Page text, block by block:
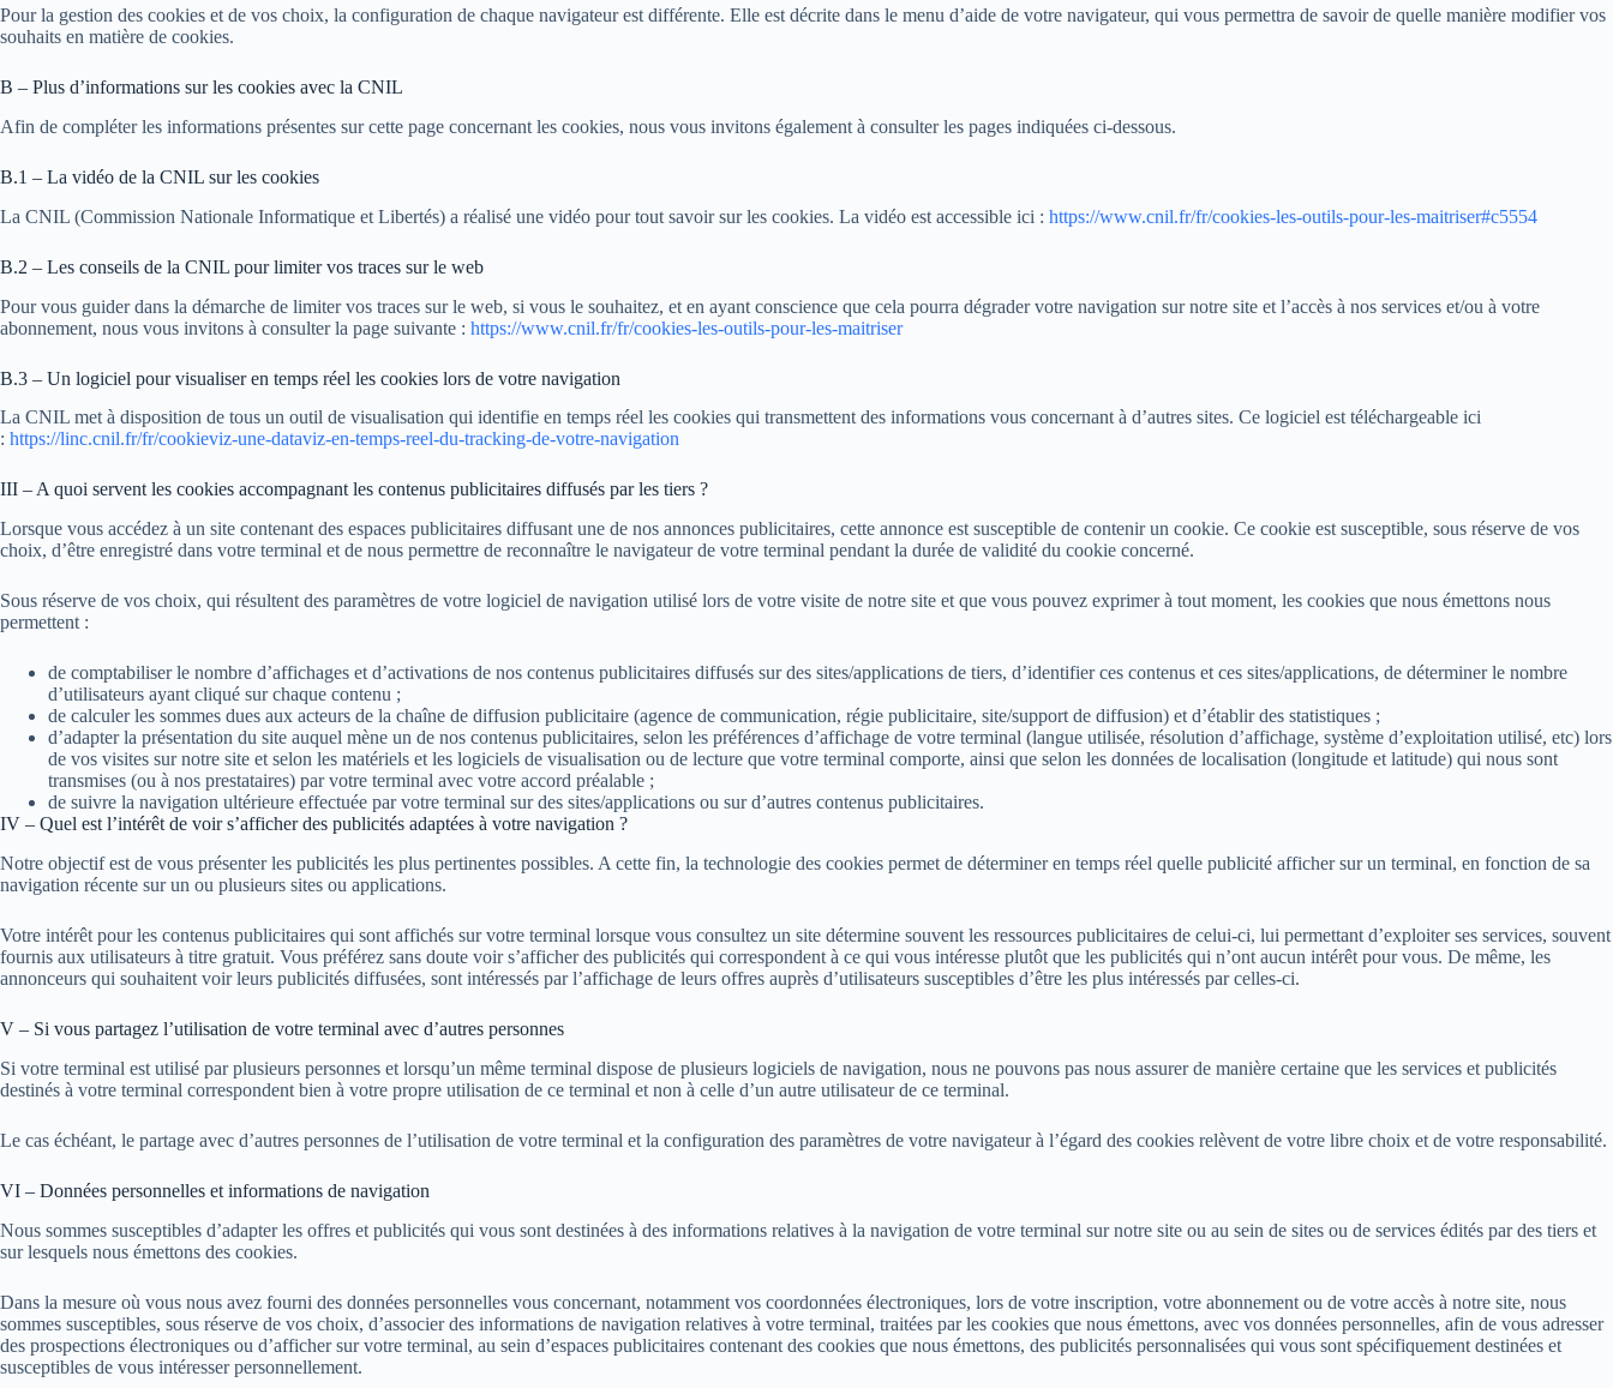
Pour la gestion des cookies et de vos choix, la configuration de chaque navigateur est différente. Elle est décrite dans le menu d’aide de votre navigateur, qui vous permettra de savoir de quelle manière modifier vos
souhaits en matière de cookies.
B – Plus d’informations sur les cookies avec la CNIL
Afin de compléter les informations présentes sur cette page concernant les cookies, nous vous invitons également à consulter les pages indiquées ci-dessous.
B.1 – La vidéo de la CNIL sur les cookies
La CNIL (Commission Nationale Informatique et Libertés) a réalisé une vidéo pour tout savoir sur les cookies. La vidéo est accessible ici : https://www.cnil.fr/fr/cookies-les-outils-pour-les-maitriser#c5554
B.2 – Les conseils de la CNIL pour limiter vos traces sur le web
Pour vous guider dans la démarche de limiter vos traces sur le web, si vous le souhaitez, et en ayant conscience que cela pourra dégrader votre navigation sur notre site et l’accès à nos services et/ou à votre
abonnement, nous vous invitons à consulter la page suivante : https://www.cnil.fr/fr/cookies-les-outils-pour-les-maitriser
B.3 – Un logiciel pour visualiser en temps réel les cookies lors de votre navigation
La CNIL met à disposition de tous un outil de visualisation qui identifie en temps réel les cookies qui transmettent des informations vous concernant à d’autres sites. Ce logiciel est téléchargeable ici
: https://linc.cnil.fr/fr/cookieviz-une-dataviz-en-temps-reel-du-tracking-de-votre-navigation
III – A quoi servent les cookies accompagnant les contenus publicitaires diffusés par les tiers ?
Lorsque vous accédez à un site contenant des espaces publicitaires diffusant une de nos annonces publicitaires, cette annonce est susceptible de contenir un cookie. Ce cookie est susceptible, sous réserve de vos
choix, d’être enregistré dans votre terminal et de nous permettre de reconnaître le navigateur de votre terminal pendant la durée de validité du cookie concerné.
Sous réserve de vos choix, qui résultent des paramètres de votre logiciel de navigation utilisé lors de votre visite de notre site et que vous pouvez exprimer à tout moment, les cookies que nous émettons nous
permettent :
de comptabiliser le nombre d’affichages et d’activations de nos contenus publicitaires diffusés sur des sites/applications de tiers, d’identifier ces contenus et ces sites/applications, de déterminer le nombre
d’utilisateurs ayant cliqué sur chaque contenu ;
de calculer les sommes dues aux acteurs de la chaîne de diffusion publicitaire (agence de communication, régie publicitaire, site/support de diffusion) et d’établir des statistiques ;
d’adapter la présentation du site auquel mène un de nos contenus publicitaires, selon les préférences d’affichage de votre terminal (langue utilisée, résolution d’affichage, système d’exploitation utilisé, etc) lors
de vos visites sur notre site et selon les matériels et les logiciels de visualisation ou de lecture que votre terminal comporte, ainsi que selon les données de localisation (longitude et latitude) qui nous sont
transmises (ou à nos prestataires) par votre terminal avec votre accord préalable ;
de suivre la navigation ultérieure effectuée par votre terminal sur des sites/applications ou sur d’autres contenus publicitaires.
IV – Quel est l’intérêt de voir s’afficher des publicités adaptées à votre navigation ?
Notre objectif est de vous présenter les publicités les plus pertinentes possibles. A cette fin, la technologie des cookies permet de déterminer en temps réel quelle publicité afficher sur un terminal, en fonction de sa
navigation récente sur un ou plusieurs sites ou applications.
Votre intérêt pour les contenus publicitaires qui sont affichés sur votre terminal lorsque vous consultez un site détermine souvent les ressources publicitaires de celui-ci, lui permettant d’exploiter ses services, souvent
fournis aux utilisateurs à titre gratuit. Vous préférez sans doute voir s’afficher des publicités qui correspondent à ce qui vous intéresse plutôt que les publicités qui n’ont aucun intérêt pour vous. De même, les
annonceurs qui souhaitent voir leurs publicités diffusées, sont intéressés par l’affichage de leurs offres auprès d’utilisateurs susceptibles d’être les plus intéressés par celles-ci.
V – Si vous partagez l’utilisation de votre terminal avec d’autres personnes
Si votre terminal est utilisé par plusieurs personnes et lorsqu’un même terminal dispose de plusieurs logiciels de navigation, nous ne pouvons pas nous assurer de manière certaine que les services et publicités
destinés à votre terminal correspondent bien à votre propre utilisation de ce terminal et non à celle d’un autre utilisateur de ce terminal.
Le cas échéant, le partage avec d’autres personnes de l’utilisation de votre terminal et la configuration des paramètres de votre navigateur à l’égard des cookies relèvent de votre libre choix et de votre responsabilité.
VI – Données personnelles et informations de navigation
Nous sommes susceptibles d’adapter les offres et publicités qui vous sont destinées à des informations relatives à la navigation de votre terminal sur notre site ou au sein de sites ou de services édités par des tiers et
sur lesquels nous émettons des cookies.
Dans la mesure où vous nous avez fourni des données personnelles vous concernant, notamment vos coordonnées électroniques, lors de votre inscription, votre abonnement ou de votre accès à notre site, nous
sommes susceptibles, sous réserve de vos choix, d’associer des informations de navigation relatives à votre terminal, traitées par les cookies que nous émettons, avec vos données personnelles, afin de vous adresser
des prospections électroniques ou d’afficher sur votre terminal, au sein d’espaces publicitaires contenant des cookies que nous émettons, des publicités personnalisées qui vous sont spécifiquement destinées et
susceptibles de vous intéresser personnellement.